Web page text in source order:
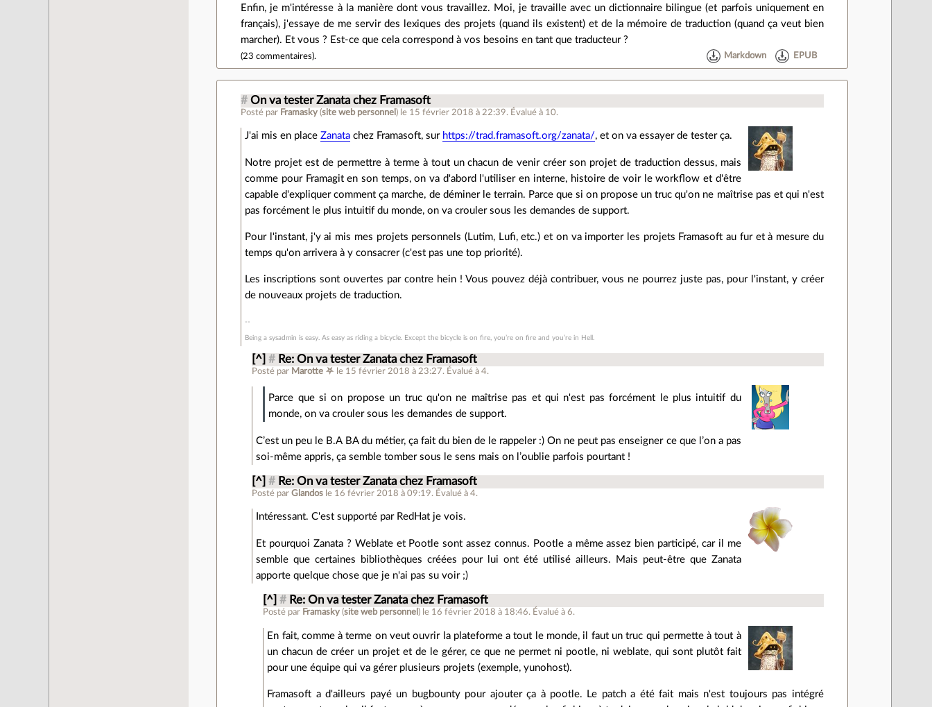
Enfin, je m'intéresse à la manière dont vous travaillez. Moi, je travaille avec un dictionnaire bilingue (et parfois uniquement en
français), j'essaye de me servir des lexiques des projets (quand ils existent) et de la mémoire de traduction (quand ça veut bien
marcher). Et vous ? Est-ce que cela correspond à vos besoins en tant que traducteur ?
(23 commentaires). Markdown EPUB
# On va tester Zanata chez Framasoft
Posté par Framasky (site web personnel ) le 15 février 2018 à 22:39. Évalué à 10.
J'ai mis en placeZanata chez Framasoft, sur https://trad.framasoft.org/zanata/, et on va essayer de tester ça.
Notre projet est de permettre à terme à tout un chacun de venir créer son projet de traduction dessus, mais
comme pour Framagit en son temps, on va d'abord l'utiliser en interne, histoire de voir le workflow et d'être
capable d'expliquer comment ça marche, de déminer le terrain. Parce que si on propose un truc qu'on ne maîtrise pas et qui n'est
pas forcément le plus intuitif du monde, on va crouler sous les demandes de support.
Pour l'instant, j'y ai mis mes projets personnels (Lutim, Lufi, etc.) et on va importer les projets Framasoft au fur et à mesure du
temps qu'on arrivera à y consacrer (c'est pas une top priorité).
Les inscriptions sont ouvertes par contre hein ! Vous pouvez déjà contribuer, vous ne pourrez juste pas, pour l'instant, y créer
de nouveaux projets de traduction.
Being a sysadmin is easy. As easy as riding a bicycle. Except the bicycle is on fire, you’re on fire and you’re in Hell.
[^] # Re: On va tester Zanata chez Framasoft
Posté par Marotte ⛧ le 15 février 2018 à 23:27. Évalué à4.
Parce que si on propose un truc qu'on ne maîtrise pas et qui n'est pas forcément le plus intuitif du
monde, on va crouler sous les demandes de support.
C’est un peu le B.A BA du métier, ça fait du bien de le rappeler :) On ne peut pas enseigner ce que l’on a pas
soi-même appris, ça semble tomber sous le sens mais on l’oublie parfois pourtant !
[^] # Re: On va tester Zanata chez Framasoft
Posté parGlandos le 16 février 2018 à 09:19. Évalué à4.
Intéressant. C'est supporté par RedHat je vois.
Et pourquoi Zanata ? Weblate et Pootle sont assez connus. Pootle a même assez bien participé, car il me
semble que certaines bibliothèques créées pour lui ont été utilisé ailleurs. Mais peut-être que Zanata
apporte quelque chose que je n'ai pas su voir ;)
[^] # Re: On va tester Zanata chez Framasoft
Posté par Framasky (site web personnel ) le 16 février 2018 à 18:46. Évalué à6.
En fait, comme à terme on veut ouvrir la plateforme a tout le monde, il faut un truc qui permette à tout à
un chacun de créer un projet et de le gérer, ce que ne permet ni pootle, ni weblate, qui sont plutôt fait
pour une équipe qui va gérer plusieurs projets (exemple, yunohost).
Framasoft a d'ailleurs payé un bugbounty pour ajouter ça à pootle. Le patch a été fait mais n'est toujours pas intégré